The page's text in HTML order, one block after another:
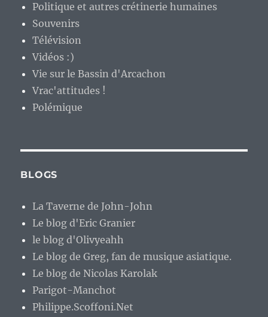
Politique et autres crétinerie humaines
Souvenirs
Télévision
Vidéos :)
Vie sur le Bassin d'Arcachon
Vrac'attitudes !
Polémique
BLOGS
La Taverne de John-John
Le blog d'Eric Granier
le blog d'Olivyeahh
Le blog de Greg, fan de musique asiatique.
Le blog de Nicolas Karolak
Parigot-Manchot
Philippe.Scoffoni.Net